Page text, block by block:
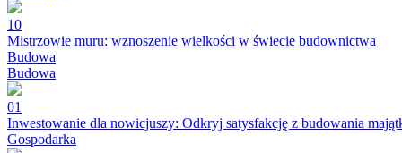
10
Mistrzowie muru: wznoszenie wielkości w świecie budownictwa
Budowa
Budowa
01
Inwestowanie dla nowicjuszy: Odkryj satysfakcję z budowania
Gospodarka